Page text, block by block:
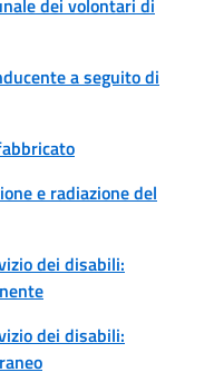
a seguito di
e radiazione del
dei disabili:
dei disabili: